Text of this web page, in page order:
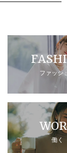
ファッシ
働く